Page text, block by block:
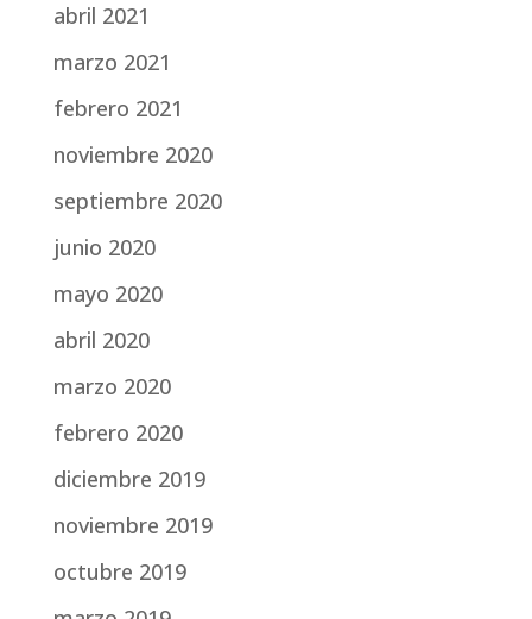
abril 2021
marzo 2021
febrero 2021
noviembre 2020
septiembre 2020
junio 2020
mayo 2020
abril 2020
marzo 2020
febrero 2020
diciembre 2019
noviembre 2019
octubre 2019